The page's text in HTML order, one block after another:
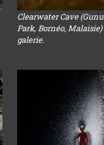
Clearwater Cave
Park, Bornéo,
galerie.